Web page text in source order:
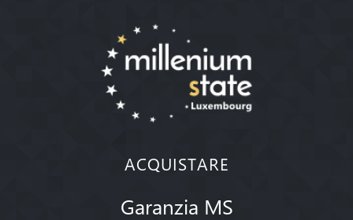
ACQUISTARE
Garanzia MS